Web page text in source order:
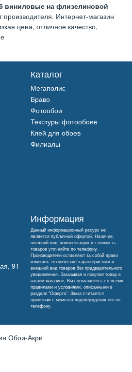
виниловые на флизелиновой
производителя. Интернет-магазин
цена, отличное качество,
Каталог
Мегаполис
Браво
Фотообои
Текстуры фотообоев
Клей для обоев
Филиалы
91
Информация
Данный информационный ресурс не
является публичной офертой. Наличие,
внешний вид, комплектацию и стоимость
товаров уточняйте по телефону.
Производители оставляют за собой право
изменять технические характеристики и
внешний вид товаров без предварительного
уведомления. Заказывая и покупая товар в
нашем магазине, Вы соглашаетесь со всеми
правилами и условиями, описанными в
разделе "Оферта". Заказ считается
принятым с момента подтверждения его по
телефону.
Обои-Акри